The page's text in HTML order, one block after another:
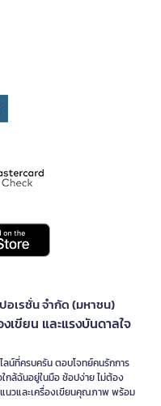
อเรชั่น จำกัด (มหาชน)
เขียน และแรงบันดาลใจ
ลน์ที่ครบครัน ตอบโจทย์คนรักการ
กล้ฉันอยู่ในมือ ช้อปง่าย ไม่ต้อง
นวและเครื่องเขียนคุณภาพ พร้อม